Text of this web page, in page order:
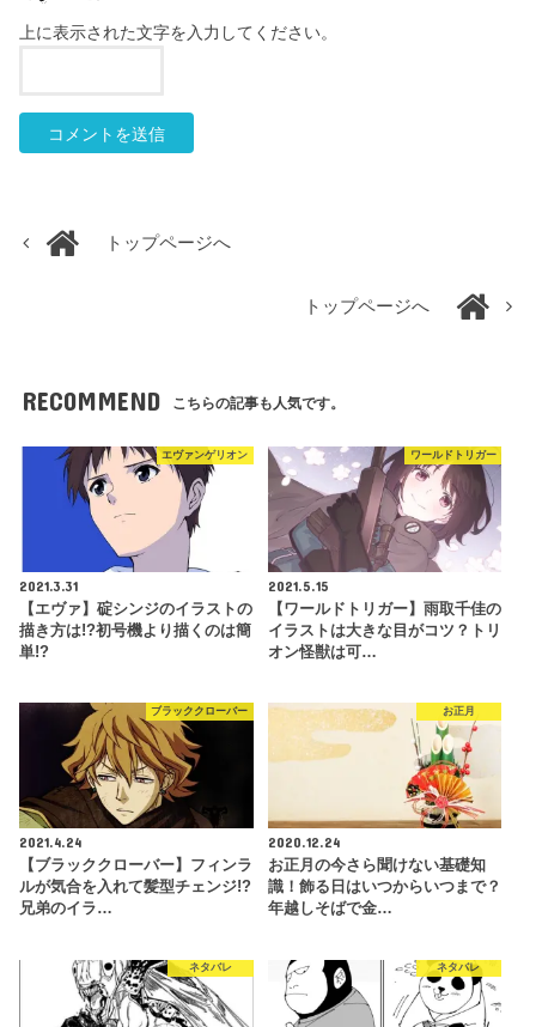
上に表示された文字を入力してください。
トップページへ
トップページへ
RECOMMEND こちらの記事も人気です。
エヴァンゲリオン
2021.3.31
【エヴァ】碇シンジのイラストの
描き方は!?初号機より描くのは簡
単!?
ワールドトリガー
2021.5.15
【ワールドトリガー】雨取千佳の
イラストは大きな目がコツ？トリ
オン怪獣は可…
ブラッククローバー
2021.4.24
【ブラッククローバー】フィンラ
ルが気合を入れて髪型チェンジ!?
兄弟のイラ…
お正月
2020.12.24
お正月の今さら聞けない基礎知
識！飾る日はいつからいつまで？
年越しそばで金…
ネタバレ ネタバレ